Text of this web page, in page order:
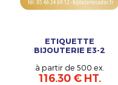
ETIQUETTE
BIJOUTERIE E3-2
à partir de 500 ex.
116.30 € HT.